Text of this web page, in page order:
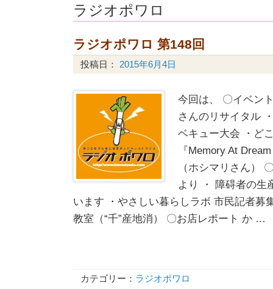
ラジオポワロ
ラジオポワロ 第148回
投稿日： 2015年6月4日
今回は、 〇イベン
さんのリサイタル
ベキュー大会 ・ど
『Memory At
（ホシマリさん）
より ・ 障碍者の生
います ・やさしい暮らしラボ 市民記者募
教室（“千”産地消） 〇お店レポート か …
カテゴリー： ラジオポワロ